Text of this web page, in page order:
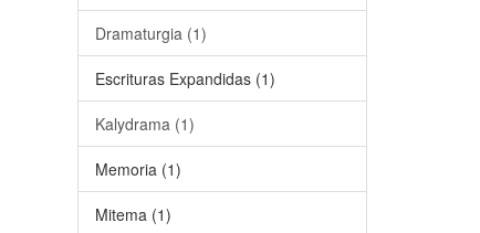
Dramaturgia (1)
Escrituras Expandidas (1)
Kalydrama (1)
Memoria (1)
Mitema (1)